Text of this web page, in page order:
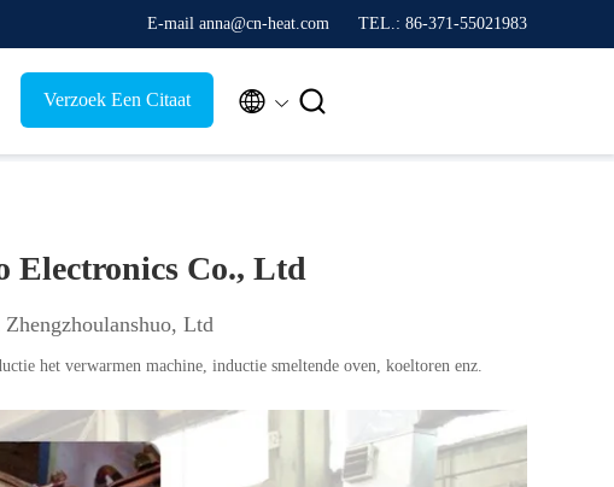
E-mail anna@cn-heat.com TEL.: 86-371-55021983
Verzoek Een Citaat  
Electronics Co., Ltd
Ltd
het verwarmen machine, inductie smeltende oven, koeltoren enz.